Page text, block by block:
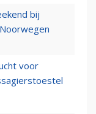
bij
voor